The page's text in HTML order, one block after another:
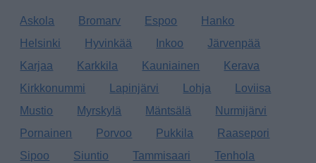
Askola Bromarv Espoo
Hanko
Helsinki
Hyvinkää Inkoo
Järvenpää
Karjaa
Karkkila Kauniainen
Kerava
Kirkkonummi
Lapinjärvi Lohja
Loviisa
Mustio
Myrskylä Mäntsälä
Nurmijärvi
Pornainen
Porvoo Pukkila
Raasepori
Sipoo
Siuntio Tammisaari
Tenhola